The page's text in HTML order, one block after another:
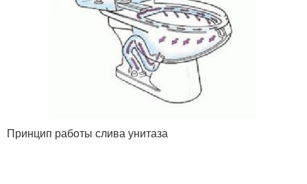
Принцип работы слива унитаза